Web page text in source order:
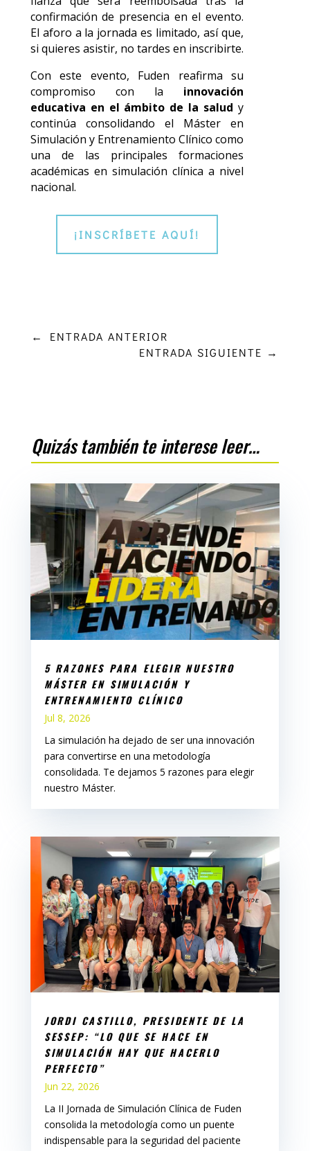
confirmación de presencia en el evento.
El aforo a la jornada es limitado, así que,
si quieres asistir, no tardes en inscribirte.
Con este evento, Fuden reafirma su
compromiso con la innovación
educativa en el ámbito de la salud y
continúa consolidando el Máster en
Simulación y Entrenamiento Clínico como
una de las principales formaciones
académicas en simulación clínica a nivel
nacional.
¡INSCRÍBETE AQUÍ!
← ENTRADA ANTERIOR
ENTRADA SIGUIENTE →
Quizás también te interese leer…
5 RAZONES PARA ELEGIR NUESTRO
MÁSTER EN SIMULACIÓN Y
ENTRENAMIENTO CLÍNICO
Jul 8, 2026
La simulación ha dejado de ser una innovación
para convertirse en una metodología
consolidada. Te dejamos 5 razones para elegir
nuestro Máster.
JORDI CASTILLO, PRESIDENTE DE LA
SESSEP: “LO QUE SE HACE EN
SIMULACIÓN HAY QUE HACERLO
PERFECTO”
Jun 22, 2026
La II Jornada de Simulación Clínica de Fuden
consolida la metodología como un puente
indispensable para la seguridad del paciente